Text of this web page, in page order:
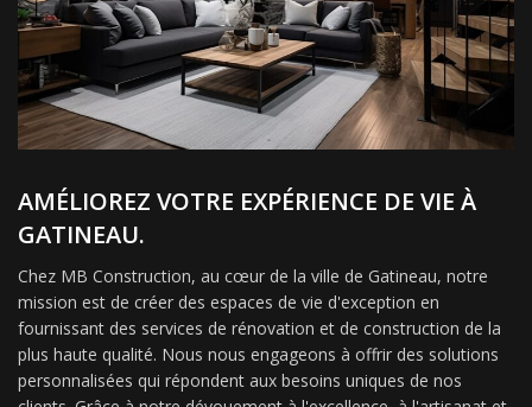
AMÉLIOREZ VOTRE EXPÉRIENCE DE VIE À
GATINEAU.
Chez MB Construction, au cœur de la ville de Gatineau, notre
mission est de créer des espaces de vie d'exception en
fournissant des services de rénovation et de construction de la
plus haute qualité. Nous nous engageons à offrir des solutions
personnalisées qui répondent aux besoins uniques de nos